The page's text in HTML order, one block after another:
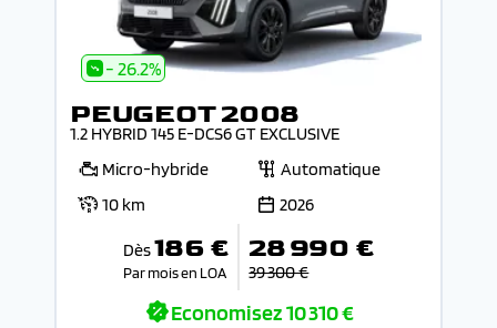
- 26.2%
PEUGEOT 2008
1.2 HYBRID 145 E-DCS6 GT EXCLUSIVE
Micro-hybride
Automatique
10 km
2026
Dès186 €
Par mois en LOA
28 990 €
39 300 €
Economisez10 310 €